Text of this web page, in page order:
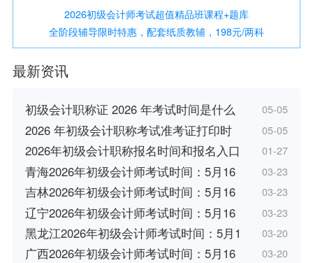
2026初级会计师考试超值精品班课程+题库
全阶段辅导限时特惠，配套纸质教辅，198元/两科
最新资讯
初级会计职称证 2026 年考试时间是什么 05-05
2026 年初级会计职称考试准考证打印时 05-05
2026年初级会计职称报名时间和报名入口 01-27
青海2026年初级会计师考试时间：5月16 03-23
吉林2026年初级会计师考试时间：5月16 03-23
辽宁2026年初级会计师考试时间：5月16 03-23
黑龙江2026年初级会计师考试时间：5月1 03-20
广西2026年初级会计师考试时间：5月16 03-20